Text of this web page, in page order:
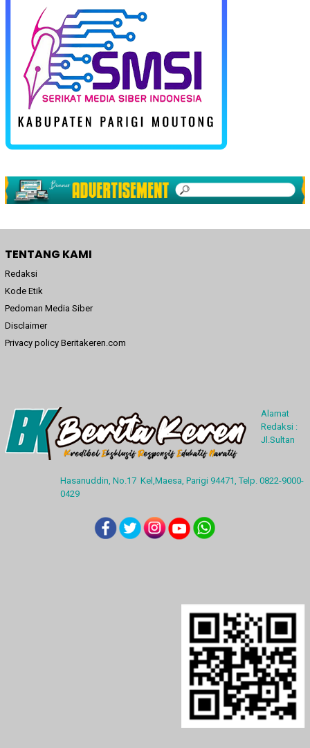
TENTANG KAMI
Redaksi
Kode Etik
Pedoman Media Siber
Disclaimer
Privacy policy Beritakeren.com
Alamat
Redaksi :
Jl.Sultan
Hasanuddin, No.17 Kel,Maesa, Parigi 94471, Telp. 0822-9000-
0429